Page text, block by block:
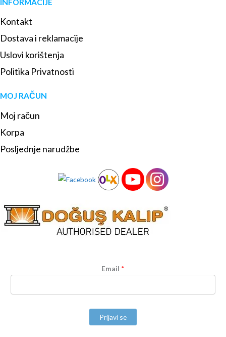
Kontakt
Dostava i reklamacije
Uslovi korištenja
Politika Privatnosti
MOJ RAČUN
Moj račun
Korpa
Posljednje narudžbe
Email *
Prijavi se